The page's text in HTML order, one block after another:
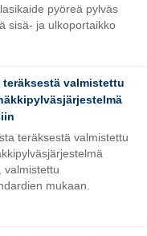
pyöreä pylväs
sisä- ja ulkoportaikko
valmistettu
teräksestä valmistettu
valmistettu
mukaan.